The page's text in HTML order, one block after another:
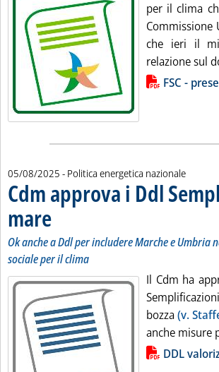
per il clima
Commissione
che ieri il
relazione sul
Lista allegati PDF alla notizia
FSC -
05/08/2025 - Politica energetica nazionale
Cdm approva i Ddl
mare . Sottotitolo: Ok anche a Ddl per includere
. Pubblicata martedì 05 agosto 2025 alle 8.33.
Ok anche a Ddl per includere Marche e
sociale per il clima
Il Cdm ha
bozza(v.
anche misure
Lista allegati PDF alla notizia
DDL